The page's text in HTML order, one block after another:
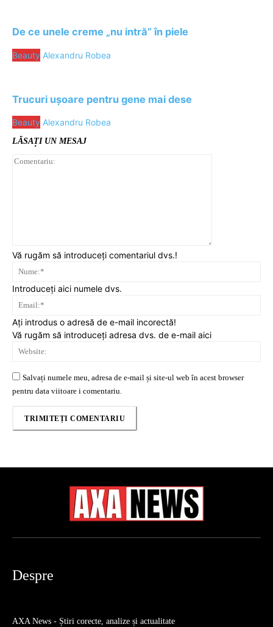
De ce unele creme „nu intră” în piele
Beauty Alexandru Robea
Trucuri ușoare pentru gene mai dese
Beauty Alexandru Robea
LĂSAȚI UN MESAJ
Vă rugăm să introduceți comentariul dvs.!
Introduceți aici numele dvs.
Ați introdus o adresă de e-mail incorectă!
Vă rugăm să introduceți adresa dvs. de e-mail aici
Salvați numele meu, adresa de e-mail și site-ul web în acest browser
pentru data viitoare i comentariu.
Despre
AXA News - Știri corecte, analize și actualitate